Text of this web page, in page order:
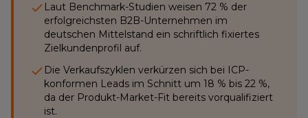
Laut Benchmark-Studien weisen 72 % der
erfolgreichsten B2B-Unternehmen im
deutschen Mittelstand ein schriftlich fixiertes
Zielkundenprofil auf.
Die Verkaufszyklen verkürzen sich bei ICP-
konformen Leads im Schnitt um 18 % bis 22 %,
da der Produkt-Market-Fit bereits vorqualifiziert
ist.